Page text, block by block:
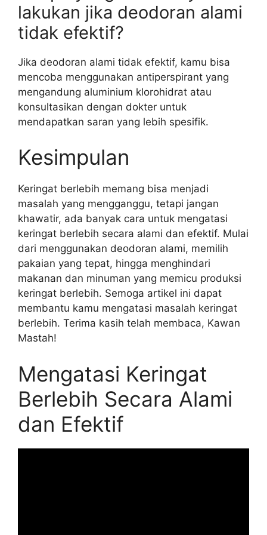
lakukan jika deodoran alami
tidak efektif?
Jika deodoran alami tidak efektif, kamu bisa
mencoba menggunakan antiperspirant yang
mengandung aluminium klorohidrat atau
konsultasikan dengan dokter untuk
mendapatkan saran yang lebih spesifik.
Kesimpulan
Keringat berlebih memang bisa menjadi
masalah yang mengganggu, tetapi jangan
khawatir, ada banyak cara untuk mengatasi
keringat berlebih secara alami dan efektif. Mulai
dari menggunakan deodoran alami, memilih
pakaian yang tepat, hingga menghindari
makanan dan minuman yang memicu produksi
keringat berlebih. Semoga artikel ini dapat
membantu kamu mengatasi masalah keringat
berlebih. Terima kasih telah membaca, Kawan
Mastah!
Mengatasi Keringat
Berlebih Secara Alami
dan Efektif